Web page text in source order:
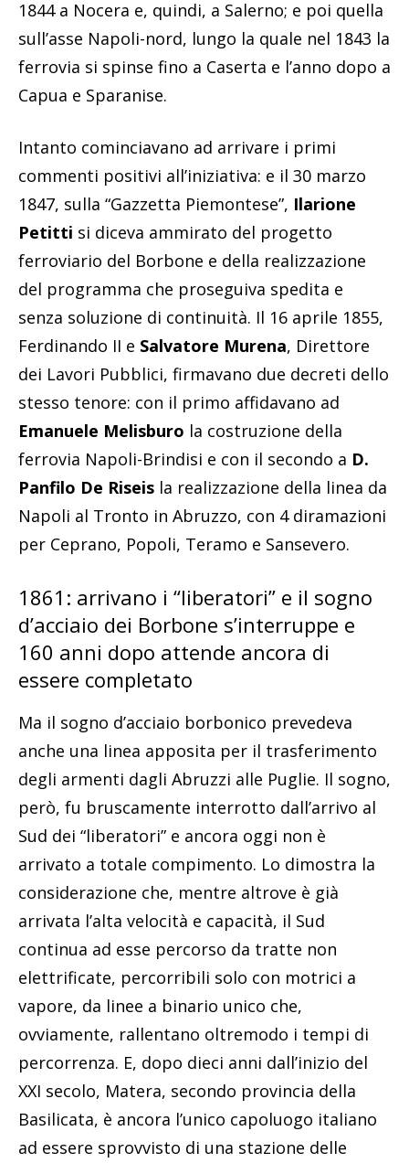
1844 a Nocera e, quindi, a Salerno; e poi quella
sull’asse Napoli-nord, lungo la quale nel 1843 la
ferrovia si spinse fino a Caserta e l’anno dopo a
Capua e Sparanise.
Intanto cominciavano ad arrivare i primi
commenti positivi all’iniziativa: e il 30 marzo
1847, sulla “Gazzetta Piemontese”, Ilarione
Petitti si diceva ammirato del progetto
ferroviario del Borbone e della realizzazione
del programma che proseguiva spedita e
senza soluzione di continuità. Il 16 aprile 1855,
Ferdinando II e Salvatore Murena, Direttore
dei Lavori Pubblici, firmavano due decreti dello
stesso tenore: con il primo affidavano ad
Emanuele Melisburo la costruzione della
ferrovia Napoli-Brindisi e con il secondo a D.
Panfilo De Riseis la realizzazione della linea da
Napoli al Tronto in Abruzzo, con 4 diramazioni
per Ceprano, Popoli, Teramo e Sansevero.
1861: arrivano i “liberatori” e il sogno
d’acciaio dei Borbone s’interruppe e
160 anni dopo attende ancora di
essere completato
Ma il sogno d’acciaio borbonico prevedeva
anche una linea apposita per il trasferimento
degli armenti dagli Abruzzi alle Puglie. Il sogno,
però, fu bruscamente interrotto dall’arrivo al
Sud dei “liberatori” e ancora oggi non è
arrivato a totale compimento. Lo dimostra la
considerazione che, mentre altrove è già
arrivata l’alta velocità e capacità, il Sud
continua ad esse percorso da tratte non
elettrificate, percorribili solo con motrici a
vapore, da linee a binario unico che,
ovviamente, rallentano oltremodo i tempi di
percorrenza. E, dopo dieci anni dall’inizio del
XXI secolo, Matera, secondo provincia della
Basilicata, è ancora l’unico capoluogo italiano
ad essere sprovvisto di una stazione delle